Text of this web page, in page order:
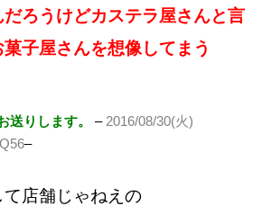
ろうけどカステラ屋さんと言
子屋さんを想像してまう
送りします。 –2016/08/30(火)
–
店舗じゃねえの